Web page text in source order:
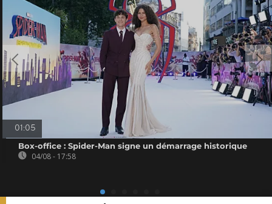
01:05
Box-office : Spider-Man signe un démarrage historique
04/08 - 17:58